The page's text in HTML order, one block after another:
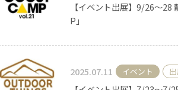
点火・消火ツール
【イベント出展】9/26〜28
P」
2025.07.11 イベント